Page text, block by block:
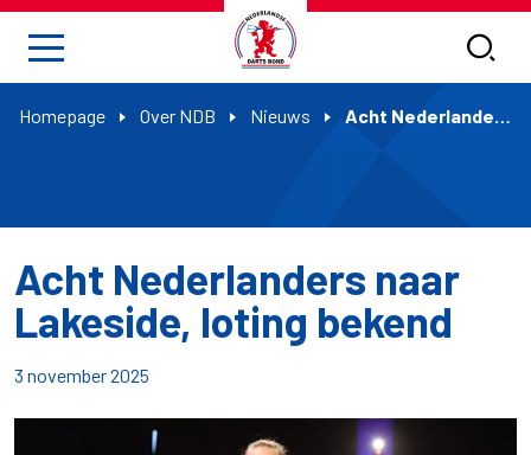
Homepage Over NDB Nieuws Acht Nederlanders naar Lakeside, loting bekend
Acht Nederlanders naar
Lakeside, loting bekend
3 november 2025